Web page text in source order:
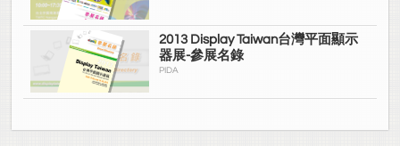
2013 Display Taiwan台灣平面顯示
器展-參展名錄
PIDA